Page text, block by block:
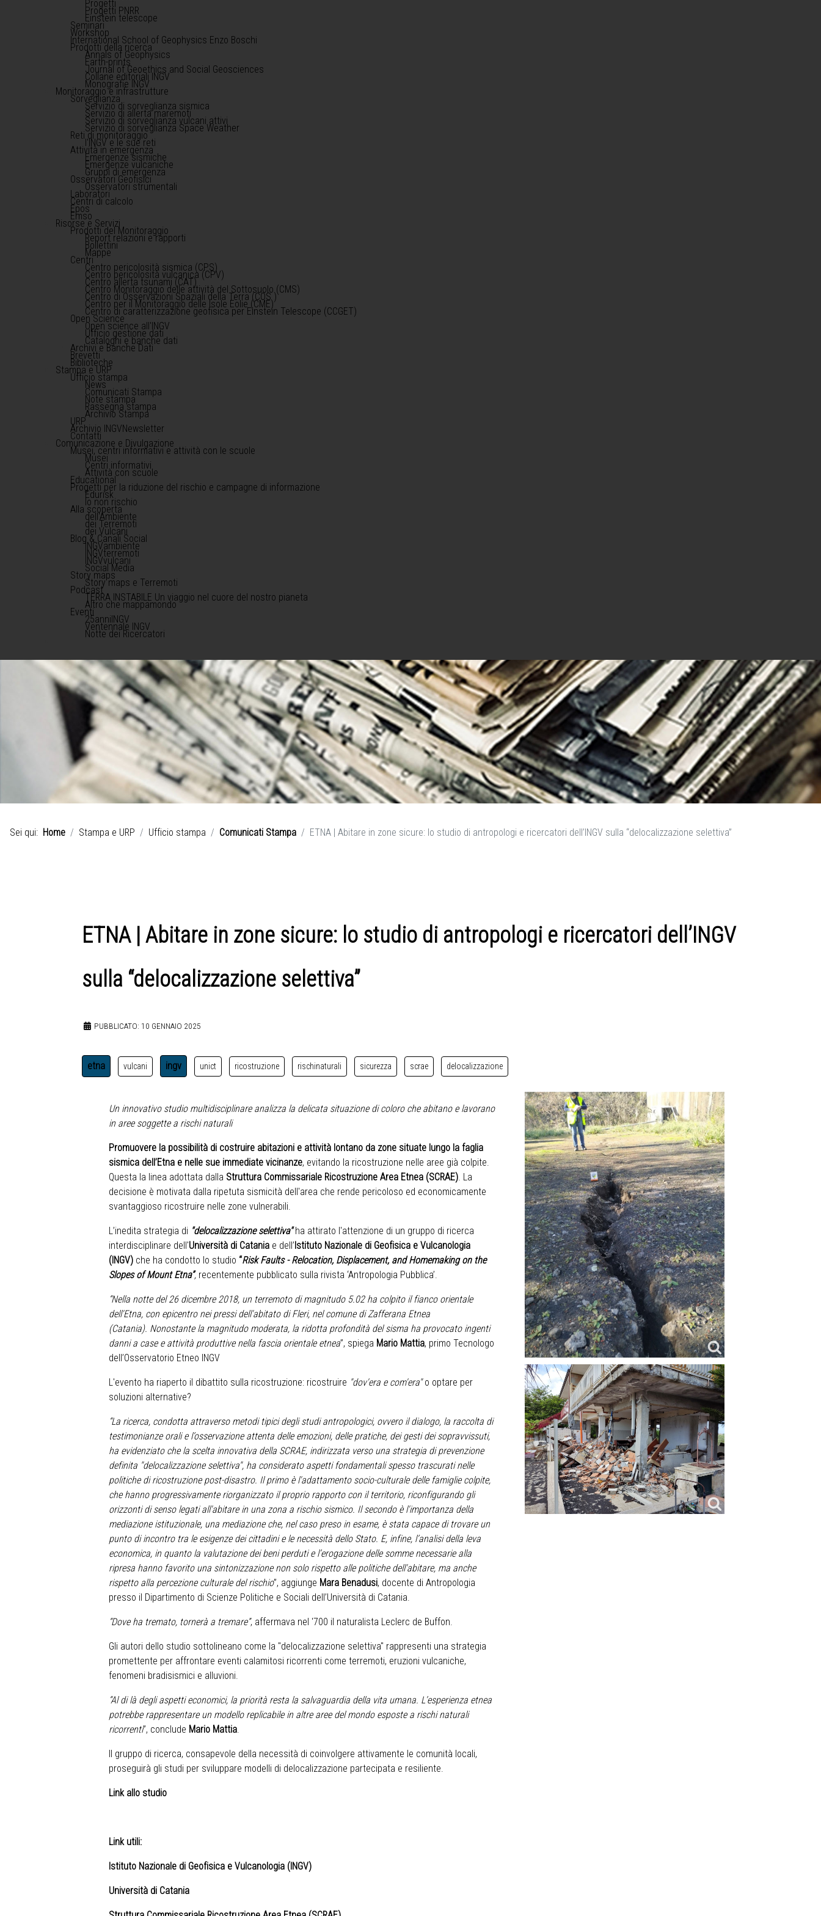
Progetti
Progetti PNRR
Einstein telescope
Seminari
Workshop
International School of Geophysics Enzo Boschi
Prodotti della ricerca
Annals of Geophysics
Earth-prints
Journal of Geoethics and Social Geosciences
Collane editoriali INGV
Monografie INGV
Monitoraggio e infrastrutture
Sorveglianza
Servizio di sorveglianza sismica
Servizio di allerta maremoti
Servizio di sorveglianza vulcani attivi
Servizio di sorveglianza Space Weather
Reti di monitoraggio
l'INGV e le sue reti
Attività in emergenza
Emergenze sismiche
Emergenze vulcaniche
Gruppi di emergenza
Osservatori Geofisici
Osservatori strumentali
Laboratori
Centri di calcolo
Epos
Emso
Risorse e Servizi
Prodotti del Monitoraggio
Report relazioni e rapporti
Bollettini
Mappe
Centri
Centro pericolosità sismica (CPS)
Centro pericolosità vulcanica (CPV)
Centro allerta tsunami (CAT)
Centro Monitoraggio delle attività del Sottosuolo (CMS)
Centro di Osservazioni Spaziali della Terra (COS )
Centro per il Monitoraggio delle Isole Eolie (CME)
Centro di caratterizzazione geofisica per Einstein Telescope (CCGET)
Open Science
Open science all'INGV
Ufficio gestione dati
Cataloghi e banche dati
Archivi e Banche Dati
Brevetti
Biblioteche
Stampa e URP
Ufficio stampa
News
Comunicati Stampa
Note stampa
Rassegna stampa
Archivio Stampa
URP
Archivio INGVNewsletter
Contatti
Comunicazione e Divulgazione
Musei, centri informativi e attività con le scuole
Musei
Centri informativi
Attività con scuole
Educational
Progetti per la riduzione del rischio e campagne di informazione
Edurisk
Io non rischio
Alla scoperta
dell'Ambiente
dei Terremoti
dei Vulcani
Blog & Canali Social
INGVambiente
INGVterremoti
INGVvulcani
Social Media
Story maps
Story maps e Terremoti
Podcast
TERRA INSTABILE Un viaggio nel cuore del nostro pianeta
Altro che mappamondo
Eventi
25anniINGV
Ventennale INGV
Notte dei Ricercatori
Sei qui: Home Stampa e URP Ufficio stampa Comunicati Stampa ETNA | Abitare in zone sicure: lo studio di antropologi e ricercatori dell’INGV sulla “delocalizzazione selettiva”
ETNA | Abitare in zone sicure: lo studio di antropologi e ricercatori dell’INGV
sulla “delocalizzazione selettiva”
PUBBLICATO: 10 GENNAIO 2025
etna vulcani ingv unict ricostruzione rischinaturali sicurezza scrae delocalizzazione
Un innovativo studio multidisciplinare analizza la delicata situazione di coloro che abitano e lavorano
in aree soggette a rischi naturali
Promuovere la possibilità di costruire abitazioni e attività lontano da zone situate lungo la faglia
sismica dell’Etna e nelle sue immediate vicinanze, evitando la ricostruzione nelle aree già colpite.
Questa la linea adottata dalla Struttura Commissariale Ricostruzione Area Etnea (SCRAE). La
decisione è motivata dalla ripetuta sismicità dell'area che rende pericoloso ed economicamente
svantaggioso ricostruire nelle zone vulnerabili.
L’inedita strategia di "delocalizzazione selettiva"ha attirato l'attenzione di un gruppo di ricerca
interdisciplinare dell'Università di Catania e dell’ Istituto Nazionale di Geofisica e Vulcanologia
(INGV) che ha condotto lo studio “Risk Faults - Relocation, Displacement, and Homemaking on the
Slopes of Mount Etna”, recentemente pubblicato sulla rivista ‘Antropologia Pubblica’.
“Nella notte del 26 dicembre 2018, un terremoto di magnitudo 5.02 ha colpito il fianco orientale
dell'Etna, con epicentro nei pressi dell'abitato di Fleri, nel comune di Zafferana Etnea
(Catania). Nonostante la magnitudo moderata, la ridotta profondità del sisma ha provocato ingenti
danni a case e attività produttive nella fascia orientale etnea”, spiega Mario Mattia, primo Tecnologo
dell’Osservatorio Etneo INGV
L'evento ha riaperto il dibattito sulla ricostruzione: ricostruire "dov'era e com'era"o optare per
soluzioni alternative?
“La ricerca, condotta attraverso metodi tipici degli studi antropologici, ovvero il dialogo, la raccolta di
testimonianze orali e l’osservazione attenta delle emozioni, delle pratiche, dei gesti dei sopravvissuti,
ha evidenziato che la scelta innovativa della SCRAE, indirizzata verso una strategia di prevenzione
definita "delocalizzazione selettiva", ha considerato aspetti fondamentali spesso trascurati nelle
politiche di ricostruzione post-disastro. Il primo è l'adattamento socio-culturale delle famiglie colpite,
che hanno progressivamente riorganizzato il proprio rapporto con il territorio, riconfigurando gli
orizzonti di senso legati all'abitare in una zona a rischio sismico. Il secondo è l'importanza della
mediazione istituzionale, una mediazione che, nel caso preso in esame, è stata capace di trovare un
punto di incontro tra le esigenze dei cittadini e le necessità dello Stato. E, infine, l’analisi della leva
economica, in quanto la valutazione dei beni perduti e l’erogazione delle somme necessarie alla
ripresa hanno favorito una sintonizzazione non solo rispetto alle politiche dell'abitare, ma anche
rispetto alla percezione culturale del rischio”, aggiunge Mara Benadusi, docente di Antropologia
presso il Dipartimento di Scienze Politiche e Sociali dell’Università di Catania.
“Dove ha tremato, tornerà a tremare”, affermava nel '700 il naturalista Leclerc de Buffon.
Gli autori dello studio sottolineano come la "delocalizzazione selettiva" rappresenti una strategia
promettente per affrontare eventi calamitosi ricorrenti come terremoti, eruzioni vulcaniche,
fenomeni bradisismici e alluvioni.
“Al di là degli aspetti economici, la priorità resta la salvaguardia della vita umana. L’esperienza etnea
potrebbe rappresentare un modello replicabile in altre aree del mondo esposte a rischi naturali
ricorrenti”, conclude Mario Mattia.
Il gruppo di ricerca, consapevole della necessità di coinvolgere attivamente le comunità locali,
proseguirà gli studi per sviluppare modelli di delocalizzazione partecipata e resiliente.
Link allo studio
Link utili:
Istituto Nazionale di Geofisica e Vulcanologia (INGV)
Università di Catania